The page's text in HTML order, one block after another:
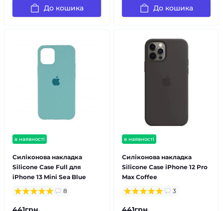
До кошика До кошика
в наявності
Силіконова накладка
Silicone Case Full для
iPhone 13 Mini Sea Blue
8
в наявності
Силіконова накладка
Silicone Case iPhone 12 Pro
Max Coffee
3